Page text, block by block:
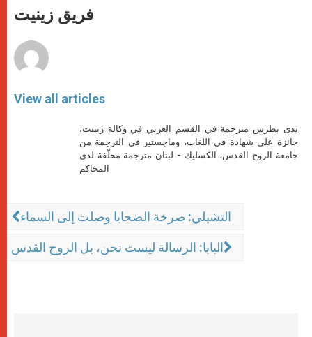
p
p
g
e
o
k
فريق زينيت
View all articles
ندى بطرس مترجمة في القسم العربي في وكالة زينيت،
حائزة على شهادة في اللغات، وماجستير في الترجمة من
جامعة الروح القدس، الكسليك - لبنان مترجمة محلّفة لدى
المحاكم
التشيلي: صرخة الضحايا وصلت إلى السماء
البابا: الرسالة ليست نحن، بل الروح القدس